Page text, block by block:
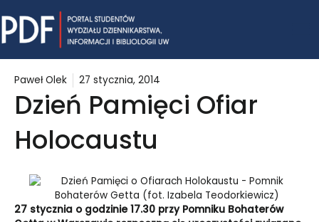
to
content
Paweł Olek 27 stycznia, 2014
Dzień Pamięci Ofiar
Holocaustu
27 stycznia o godzinie 17.30 przy Pomniku Bohaterów